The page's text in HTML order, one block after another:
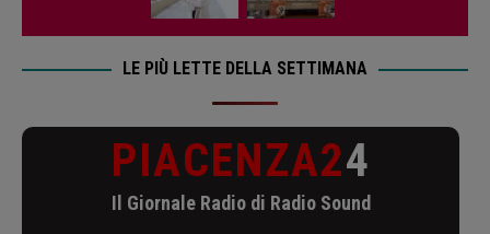
LE PIÙ LETTE DELLA SETTIMANA
PIACENZA24
Il Giornale Radio di Radio Sound